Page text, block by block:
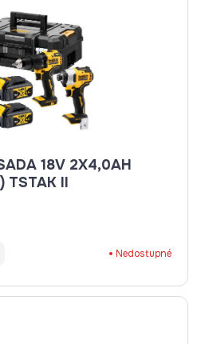
TSTAK II
Nedostupné